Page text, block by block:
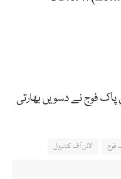
فوج نے دسویں بھارتی
فوج لائن آف کنٹرول